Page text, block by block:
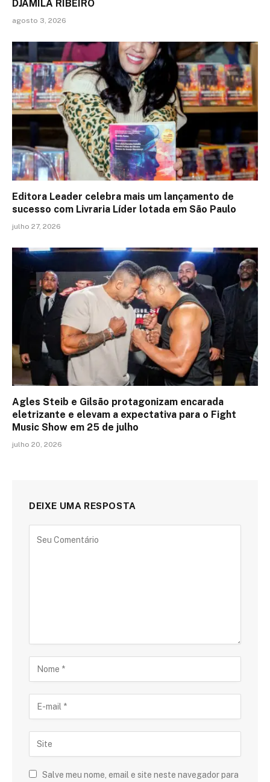
DJAMILA RIBEIRO
agosto 3, 2026
Editora Leader celebra mais um lançamento de
sucesso com Livraria Líder lotada em São Paulo
julho 27, 2026
Agles Steib e Gilsão protagonizam encarada
eletrizante e elevam a expectativa para o Fight
Music Show em 25 de julho
julho 20, 2026
DEIXE UMA RESPOSTA
Salve meu nome, email e site neste navegador para